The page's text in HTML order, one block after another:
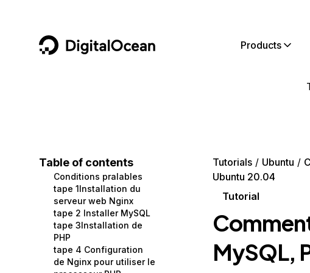
DigitalOcean Products
Containers and Images
Managed Databases
Management and Dev Tools
Networking
Security
Data and IoT
Developer Tools
Gaming and Media
Hosting
Security and Networking
Developer Tools
Get Involved
Utilities and Help
Table of contents
Conditions pralables
tape 1Installation du
serveur web Nginx
tape 2 Installer MySQL
tape 3Installation de
PHP
tape 4 Configuration
de Nginx pour utiliser le
Tutorials Ubuntu
Ubuntu 20.04
Tutorial
MySQL,